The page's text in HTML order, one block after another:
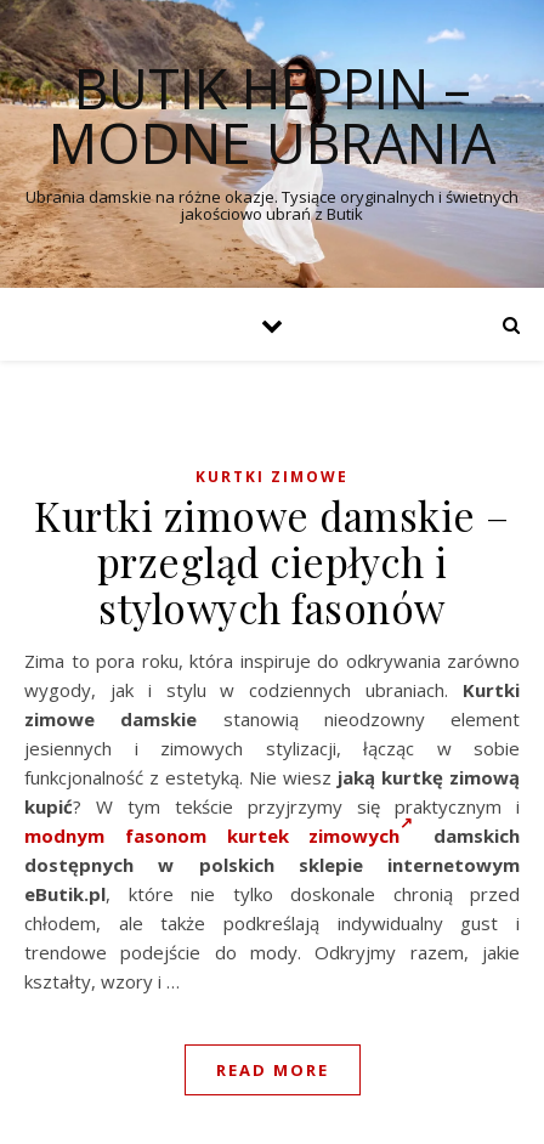
BUTIK HEPPIN –
MODNE UBRANIA
Ubrania damskie na różne okazje. Tysiące oryginalnych i świetnych
jakościowo ubrań z Butik
KURTKI ZIMOWE
Kurtki zimowe damskie –
przegląd ciepłych i
stylowych fasonów
Zima to pora roku, która inspiruje do odkrywania zarówno
wygody, jak i stylu w codziennych ubraniach. Kurtki
zimowe damskie stanowią nieodzowny element
jesiennych i zimowych stylizacji, łącząc w sobie
funkcjonalność z estetyką. Nie wiesz jaką kurtkę zimową
kupić? W tym tekście przyjrzymy się praktycznym i
modnym fasonom kurtek zimowych
damskich
dostępnych w polskich sklepie internetowym
eButik.pl, które nie tylko doskonale chronią przed
chłodem, ale także podkreślają indywidualny gust i
trendowe podejście do mody. Odkryjmy razem, jakie
kształty, wzory i …
READ MORE